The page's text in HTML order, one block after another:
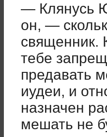
— Клянусь
он, —
священник.
тебе
предавать
иудеи, и
назначен
мешать не